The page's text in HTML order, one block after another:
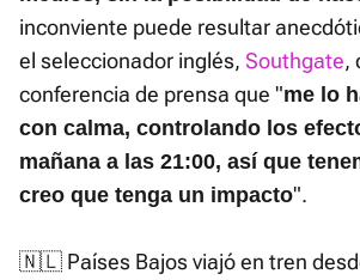
inconviente puede resultar
el seleccionador inglés, Southgate,
conferencia de prensa que "me lo
con calma, controlando los
mañana a las 21:00, así que
creo que tenga un impacto".
🇳🇱 Países Bajos viajó en tren